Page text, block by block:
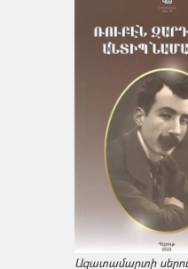
Ազատամարտի